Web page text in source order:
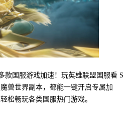
款国服游戏加速！玩英雄联盟国服看 S
兽世界副本，都能一键开启专属加
松畅玩各类国服热门游戏。